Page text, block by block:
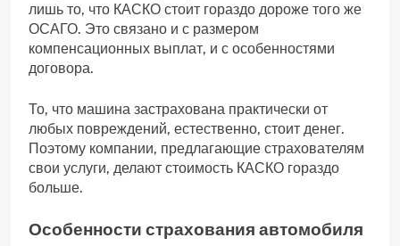
лишь то, что КАСКО стоит гораздо дороже того же
ОСАГО. Это связано и с размером
компенсационных выплат, и с особенностями
договора.
То, что машина застрахована практически от
любых повреждений, естественно, стоит денег.
Поэтому компании, предлагающие страхователям
свои услуги, делают стоимость КАСКО гораздо
больше.
Особенности страхования автомобиля